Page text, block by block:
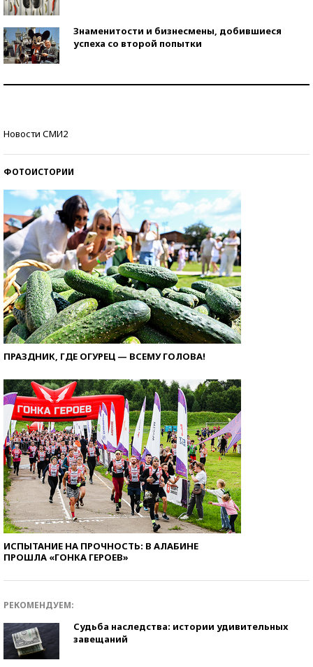
Знаменитости и бизнесмены, добившиеся
успеха со второй попытки
Новости СМИ2
ФОТОИСТОРИИ
ПРАЗДНИК, ГДЕ ОГУРЕЦ — ВСЕМУ ГОЛОВА!
ИСПЫТАНИЕ НА ПРОЧНОСТЬ: В АЛАБИНЕ
ПРОШЛА «ГОНКА ГЕРОЕВ»
РЕКОМЕНДУЕМ:
Судьба наследства: истории удивительных
завещаний